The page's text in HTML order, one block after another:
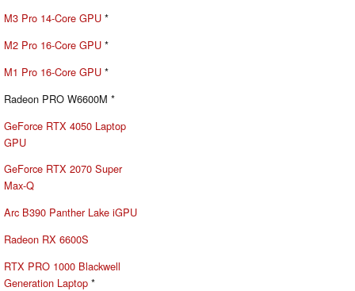
M3 Pro 14-Core GPU *
M2 Pro 16-Core GPU *
M1 Pro 16-Core GPU *
Radeon PRO W6600M *
GeForce RTX 4050 Laptop
GPU
GeForce RTX 2070 Super
Max-Q
Arc B390 Panther Lake iGPU
Radeon RX 6600S
RTX PRO 1000 Blackwell
Generation Laptop *